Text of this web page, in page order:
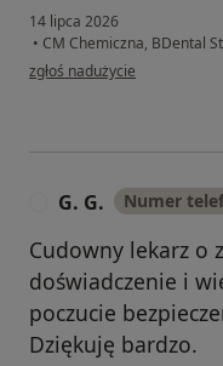
14 lipca 2026
• CM Chemiczna, BDental
w opinii użytkownika
zgłoś nadużycie
G. G. Numer
Cudowny lekarz o
doświadczenie i
poczucie
Dziękuję bardzo.